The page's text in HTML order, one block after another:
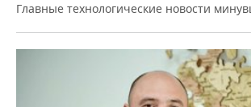
Главные технологические новости